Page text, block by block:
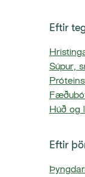
Eftir
Súpur,
Húð og
Eftir